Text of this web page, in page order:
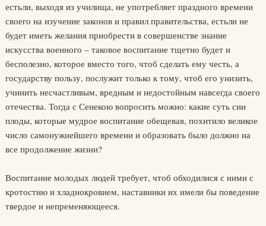
естьли, выходя из училища, не употребляет праздного времени
своего на изучение законов и правил правительства, естьли не
будет иметь желания приобрести в совершенстве знание
искусства военного – таковое воспитание тщетно будет и
бесполезно, которое вместо того, чтоб сделать ему честь, а
государству пользу, послужит только к тому, чтоб его унизить,
учинить несчастливым, вредным и недостойным навсегда своего
отечества. Тогда с Сенекою вопросить можно: какие суть сии
плоды, которые мудрое воспитание обещевая, похитило великое
число самонужнейшего времени и образовать было должно на
все продолжение жизни?
Воспитание молодых людей требует, чтоб обходилися с ними с
кротостию и хладнокровием, наставники их имели бы поведение
твердое и непременяющееся.